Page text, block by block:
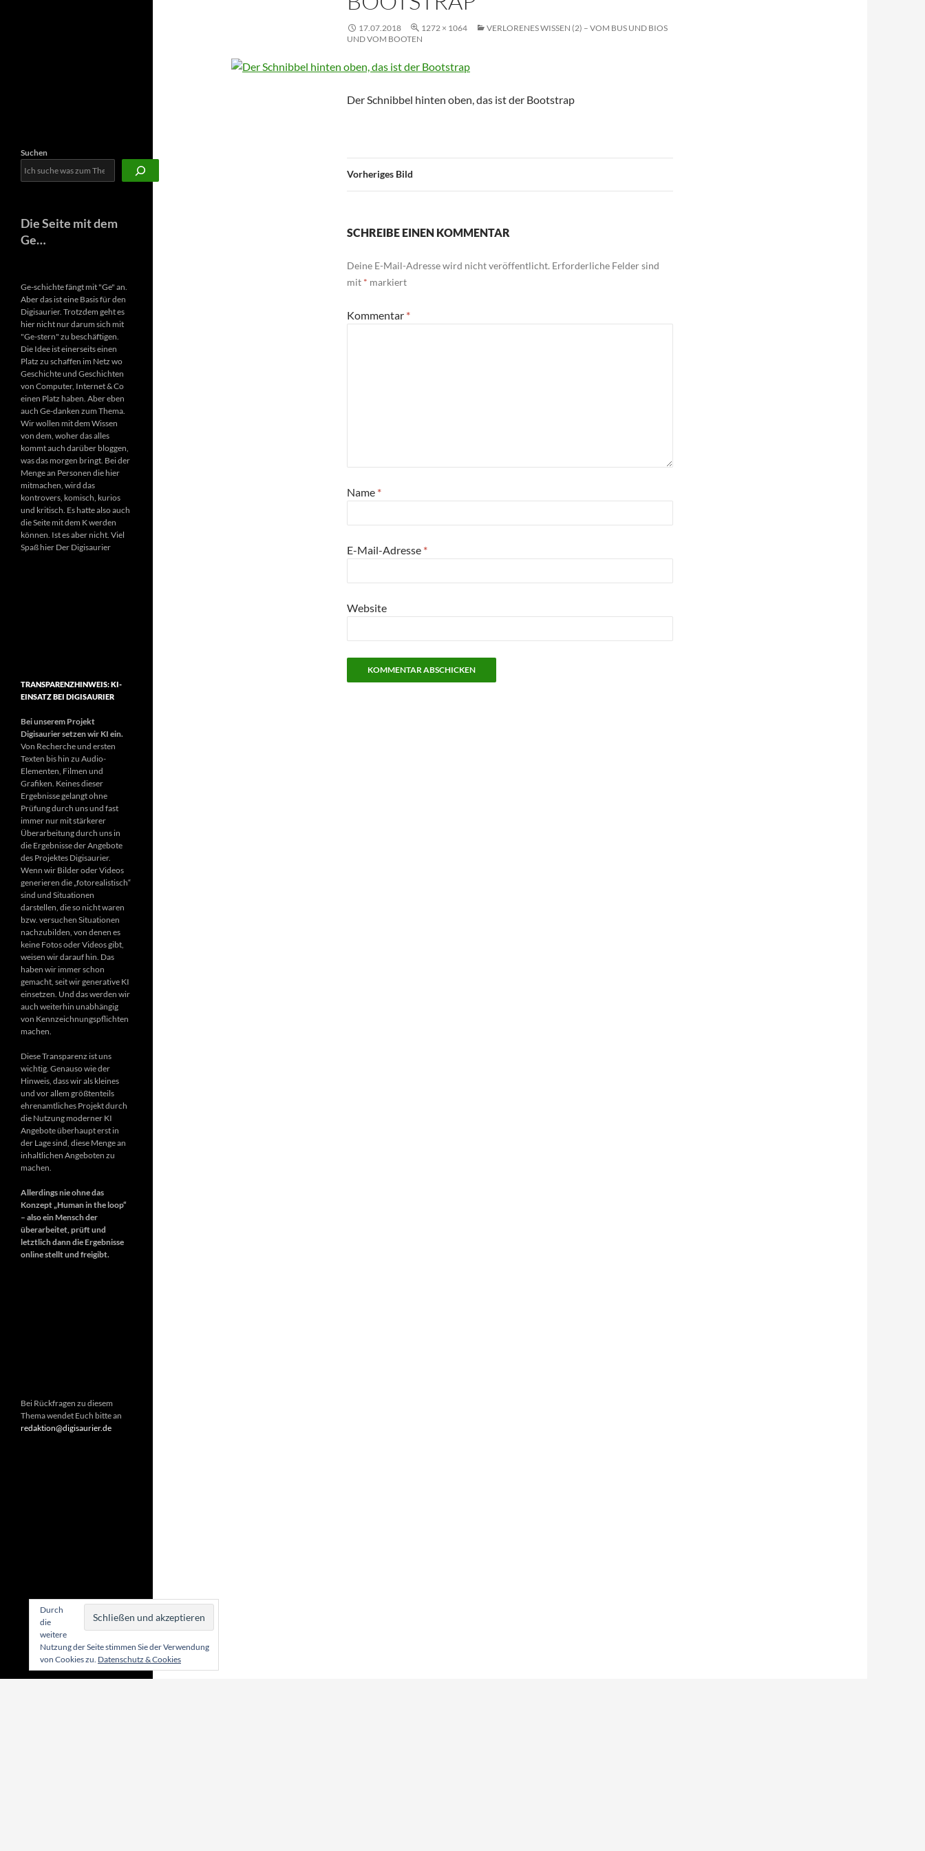
17.07.2018 1272 × 1064
VERLORENES WISSEN (2) – VOM BUS UND BIOS
UND VOM BOOTEN
Der Schnibbel hinten oben, das ist der Bootstrap
Vorheriges Bild
SCHREIBE EINEN KOMMENTAR
Deine E-Mail-Adresse wird nicht veröffentlicht. Erforderliche Felder sind
mit * markiert
Kommentar *
Name *
E-Mail-Adresse *
Website
Suchen
Die Seite mit dem
Ge…
Ge-schichte fängt mit "Ge" an.
Aber das ist eine Basis für den
Digisaurier. Trotzdem geht es
hier nicht nur darum sich mit
"Ge-stern" zu beschäftigen.
Die Idee ist einerseits einen
Platz zu schaffen im Netz wo
Geschichte und Geschichten
von Computer, Internet & Co
einen Platz haben. Aber eben
auch Ge-danken zum Thema.
Wir wollen mit dem Wissen
von dem, woher das alles
kommt auch darüber bloggen,
was das morgen bringt. Bei der
Menge an Personen die hier
mitmachen, wird das
kontrovers, komisch, kurios
und kritisch. Es hatte also auch
die Seite mit dem K werden
können. Ist es aber nicht. Viel
Spaß hier Der Digisaurier
TRANSPARENZHINWEIS: KI-
EINSATZ BEI DIGISAURIER
Bei unserem Projekt
Digisaurier setzen wir KI ein.
Von Recherche und ersten
Texten bis hin zu Audio-
Elementen, Filmen und
Grafiken. Keines dieser
Ergebnisse gelangt ohne
Prüfung durch uns und fast
immer nur mit stärkerer
Überarbeitung durch uns in
die Ergebnisse der Angebote
des Projektes Digisaurier.
Wenn wir Bilder oder Videos
generieren die „fotorealistisch“
sind und Situationen
darstellen, die so nicht waren
bzw. versuchen Situationen
nachzubilden, von denen es
keine Fotos oder Videos gibt,
weisen wir darauf hin. Das
haben wir immer schon
gemacht, seit wir generative KI
einsetzen. Und das werden wir
auch weiterhin unabhängig
von Kennzeichnungspflichten
machen.
Diese Transparenz ist uns
wichtig. Genauso wie der
Hinweis, dass wir als kleines
und vor allem größtenteils
ehrenamtliches Projekt durch
die Nutzung moderner KI
Angebote überhaupt erst in
der Lage sind, diese Menge an
inhaltlichen Angeboten zu
machen.
Allerdings nie ohne das
Konzept „Human in the loop“
– also ein Mensch der
überarbeitet, prüft und
letztlich dann die Ergebnisse
online stellt und freigibt.
Bei Rückfragen zu diesem
Thema wendet Euch bitte an
redaktion@digisaurier.de
Durch
die
weitere
Nutzung der Seite stimmen Sie der Verwendung
von Cookies zu. Datenschutz & Cookies